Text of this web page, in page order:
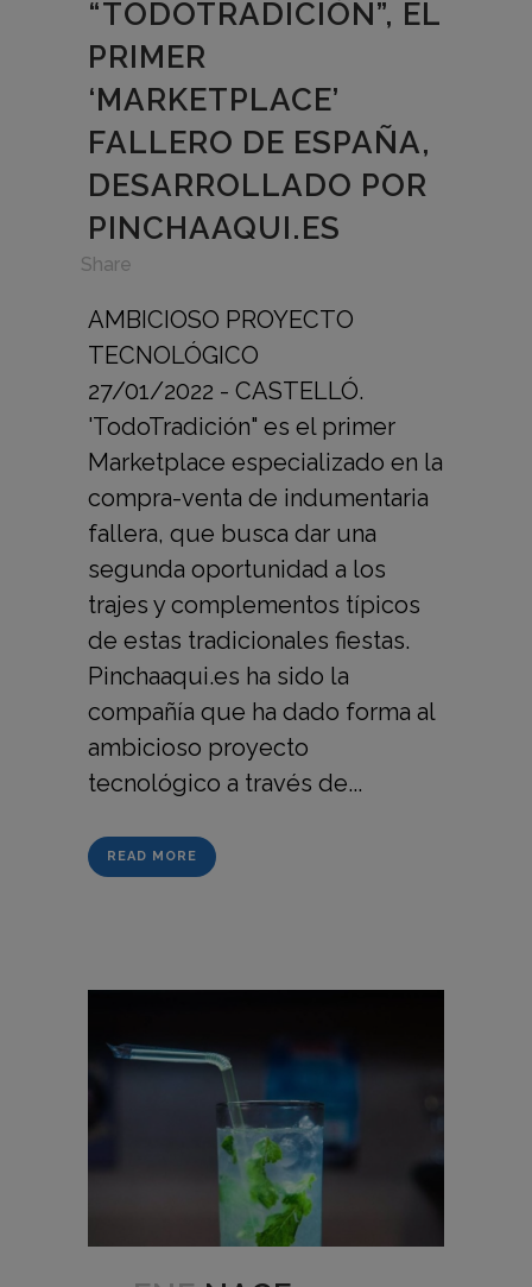
“TODOTRADICIÓN”, EL
PRIMER
‘MARKETPLACE’
FALLERO DE ESPAÑA,
DESARROLLADO POR
PINCHAAQUI.ES
Share
AMBICIOSO PROYECTO
TECNOLÓGICO
27/01/2022 - CASTELLÓ.
'TodoTradición" es el primer
Marketplace especializado en la
compra-venta de indumentaria
fallera, que busca dar una
segunda oportunidad a los
trajes y complementos típicos
de estas tradicionales fiestas.
Pinchaaqui.es ha sido la
compañía que ha dado forma al
ambicioso proyecto
tecnológico a través de...
READ MORE